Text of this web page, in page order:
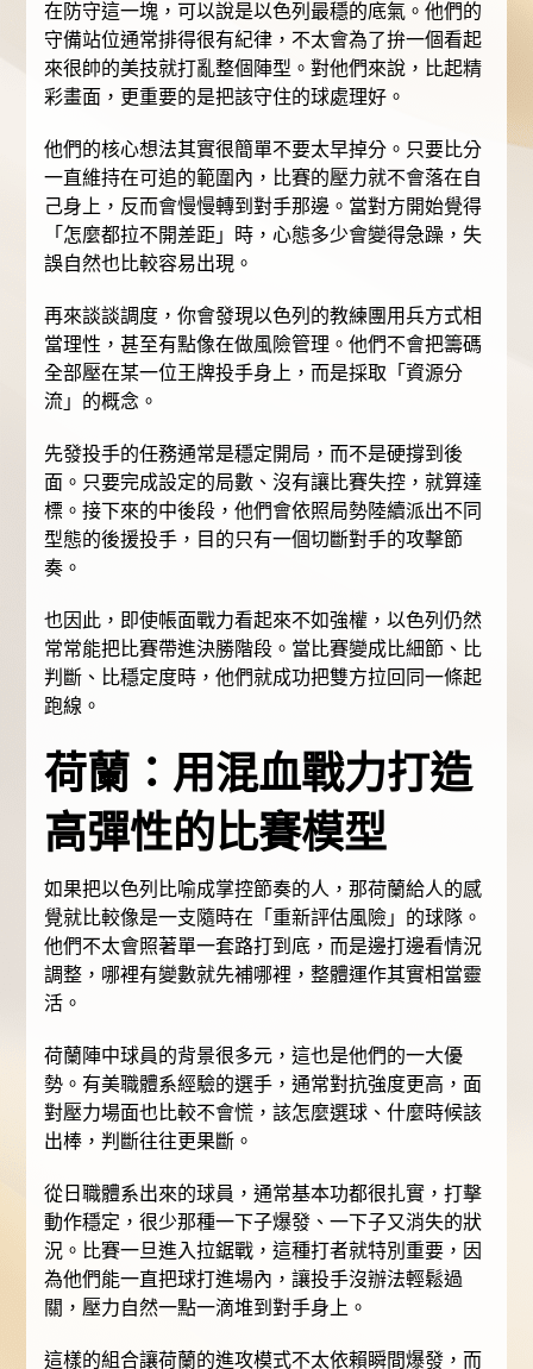
在防守這一塊，可以說是以色列最穩的底氣。他們的
守備站位通常排得很有紀律，不太會為了拚一個看起
來很帥的美技就打亂整個陣型。對他們來說，比起精
彩畫面，更重要的是把該守住的球處理好。
他們的核心想法其實很簡單不要太早掉分。只要比分
一直維持在可追的範圍內，比賽的壓力就不會落在自
己身上，反而會慢慢轉到對手那邊。當對方開始覺得
「怎麼都拉不開差距」時，心態多少會變得急躁，失
誤自然也比較容易出現。
再來談談調度，你會發現以色列的教練團用兵方式相
當理性，甚至有點像在做風險管理。他們不會把籌碼
全部壓在某一位王牌投手身上，而是採取「資源分
流」的概念。
先發投手的任務通常是穩定開局，而不是硬撐到後
面。只要完成設定的局數、沒有讓比賽失控，就算達
標。接下來的中後段，他們會依照局勢陸續派出不同
型態的後援投手，目的只有一個切斷對手的攻擊節
奏。
也因此，即使帳面戰力看起來不如強權，以色列仍然
常常能把比賽帶進決勝階段。當比賽變成比細節、比
判斷、比穩定度時，他們就成功把雙方拉回同一條起
跑線。
荷蘭：用混血戰力打造
高彈性的比賽模型
如果把以色列比喻成掌控節奏的人，那荷蘭給人的感
覺就比較像是一支隨時在「重新評估風險」的球隊。
他們不太會照著單一套路打到底，而是邊打邊看情況
調整，哪裡有變數就先補哪裡，整體運作其實相當靈
活。
荷蘭陣中球員的背景很多元，這也是他們的一大優
勢。有美職體系經驗的選手，通常對抗強度更高，面
對壓力場面也比較不會慌，該怎麼選球、什麼時候該
出棒，判斷往往更果斷。
從日職體系出來的球員，通常基本功都很扎實，打擊
動作穩定，很少那種一下子爆發、一下子又消失的狀
況。比賽一旦進入拉鋸戰，這種打者就特別重要，因
為他們能一直把球打進場內，讓投手沒辦法輕鬆過
關，壓力自然一點一滴堆到對手身上。
這樣的組合讓荷蘭的進攻模式不太依賴瞬間爆發，而